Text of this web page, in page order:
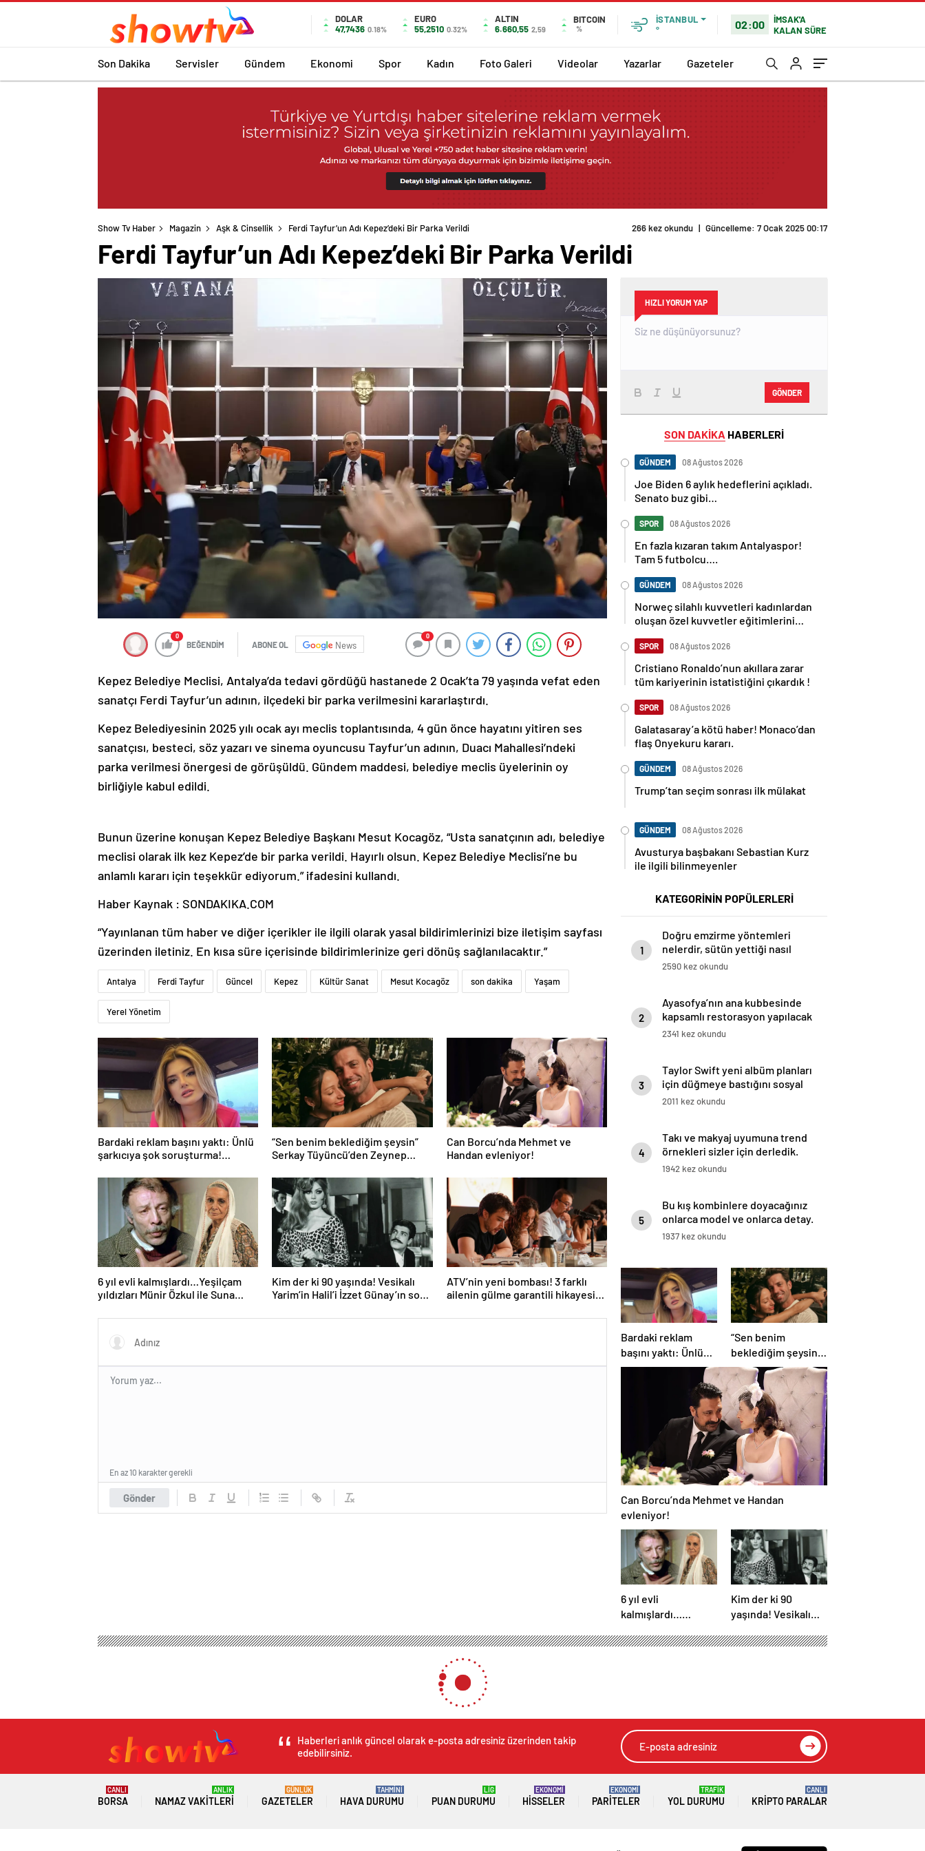
DOLAR
47,7436 0.18%
EURO
55,2510 0.32%
ALTIN
6.660,55 2,59
BITCOIN
%
İSTANBUL
°
02:00
İMSAK'A
KALAN SÜRE
Son Dakika Servisler Gündem Ekonomi Spor Kadın Foto Galeri Videolar Yazarlar Gazeteler
Show Tv Haber Magazin Aşk & Cinsellik Ferdi Tayfur’un Adı Kepez’deki Bir Parka Verildi 266 kez okundu | Güncelleme: 7 Ocak 2025 00:17
Ferdi Tayfur’un Adı Kepez’deki Bir Parka Verildi
0
BEĞENDİM ABONE OL News
0
Kepez Belediye Meclisi, Antalya’da tedavi gördüğü hastanede 2 Ocak’ta 79 yaşında vefat eden
sanatçı Ferdi Tayfur’un adının, ilçedeki bir parka verilmesini kararlaştırdı.
Kepez Belediyesinin 2025 yılı ocak ayı meclis toplantısında, 4 gün önce hayatını yitiren ses
sanatçısı, besteci, söz yazarı ve sinema oyuncusu Tayfur’un adının, Duacı Mahallesi’ndeki
parka verilmesi önergesi de görüşüldü. Gündem maddesi, belediye meclis üyelerinin oy
birliğiyle kabul edildi.
Bunun üzerine konuşan Kepez Belediye Başkanı Mesut Kocagöz, “Usta sanatçının adı, belediye
meclisi olarak ilk kez Kepez’de bir parka verildi. Hayırlı olsun. Kepez Belediye Meclisi’ne bu
anlamlı kararı için teşekkür ediyorum.” ifadesini kullandı.
Haber Kaynak : SONDAKIKA.COM
“Yayınlanan tüm haber ve diğer içerikler ile ilgili olarak yasal bildirimlerinizi bize iletişim sayfası
üzerinden iletiniz. En kısa süre içerisinde bildirimlerinize geri dönüş sağlanılacaktır.”
Antalya Ferdi Tayfur Güncel Kepez Kültür Sanat Mesut Kocagöz son dakika Yaşam
Yerel Yönetim
Bardaki reklam başını yaktı: Ünlü
şarkıcıya şok soruşturma!
“Sen benim beklediğim şeysin”
Serkay Tüyüncü’den Zeynep
Can Borcu’nda Mehmet ve
Handan evleniyor!
6 yıl evli kalmışlardı…Yeşilçam
yıldızları Münir Özkul ile Suna
Kim der ki 90 yaşında! Vesikalı
Yarim’in Halil’i İzzet Günay’ın son
ATV’nin yeni bombası! 3 farklı
ailenin gülme garantili hikayesi:
Gönder
En az 10 karakter gerekli
HIZLI YORUM YAP
GÖNDER
SON DAKİKA HABERLERİ
GÜNDEM 08 Ağustos 2026
Joe Biden 6 aylık hedeflerini açıkladı.
Senato buz gibi…
SPOR 08 Ağustos 2026
En fazla kızaran takım Antalyaspor!
Tam 5 futbolcu….
GÜNDEM 08 Ağustos 2026
Norweç silahlı kuvvetleri kadınlardan
oluşan özel kuvvetler eğitimlerini
SPOR 08 Ağustos 2026
Cristiano Ronaldo’nun akıllara zarar
tüm kariyerinin istatistiğini çıkardık !
SPOR 08 Ağustos 2026
Galatasaray’a kötü haber! Monaco’dan
flaş Onyekuru kararı.
GÜNDEM 08 Ağustos 2026
Trump’tan seçim sonrası ilk mülakat
GÜNDEM 08 Ağustos 2026
Avusturya başbakanı Sebastian Kurz
ile ilgili bilinmeyenler
KATEGORİNİN POPÜLERLERİ
1
Doğru emzirme yöntemleri
nelerdir, sütün yettiği nasıl
anlaşılır?
2590 kez okundu
2
Ayasofya’nın ana kubbesinde
kapsamlı restorasyon yapılacak
2341 kez okundu
3
Taylor Swift yeni albüm planları
için düğmeye bastığını sosyal
medyadan duyurdu!
2011 kez okundu
4
Takı ve makyaj uyumuna trend
örnekleri sizler için derledik.
1942 kez okundu
5
Bu kış kombinlere doyacağınız
onlarca model ve onlarca detay.
1937 kez okundu
Bardaki reklam
başını yaktı: Ünlü
şarkıcıya şok
Haberim yoktu…
“Sen benim
beklediğim şeysin”
Serkay Tüyüncü’den
Zeynep Bastık’a aşk
dolu 1. yıl kutlaması!
Can Borcu’nda Mehmet ve Handan
evleniyor!
6 yıl evli
kalmışlardı…
Münir Özkul ile Suna
Kim der ki 90
yaşında! Vesikalı
Günay’ın son hali
Haberleri anlık güncel olarak e-posta adresiniz üzerinden takip
edebilirsiniz.
BORSA
CANLI
NAMAZ VAKITLERI
ANLIK
GAZETELER
GÜNLÜK
HAVA DURUMU
TAHMİNİ
PUAN DURUMU
LİG
HISSELER
EKONOMİ
PARITELER
EKONOMİ
YOL DURUMU
TRAFİK
KRIPTO PARALAR
CANLI